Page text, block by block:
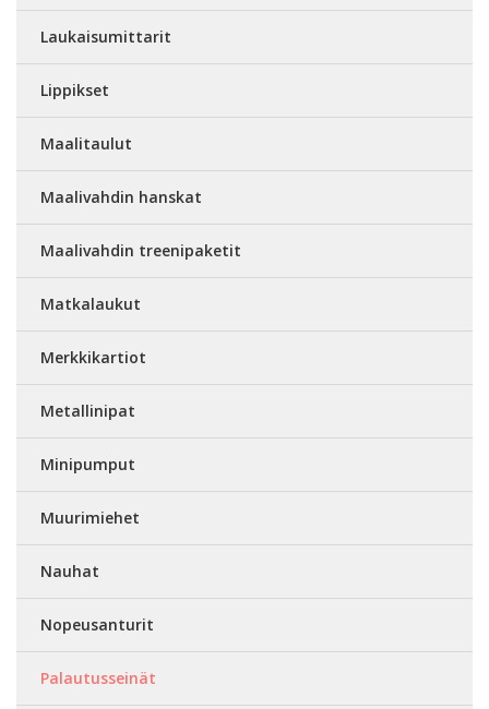
Laukaisumittarit
Lippikset
Maalitaulut
Maalivahdin hanskat
Maalivahdin treenipaketit
Matkalaukut
Merkkikartiot
Metallinipat
Minipumput
Muurimiehet
Nauhat
Nopeusanturit
Palautusseinät